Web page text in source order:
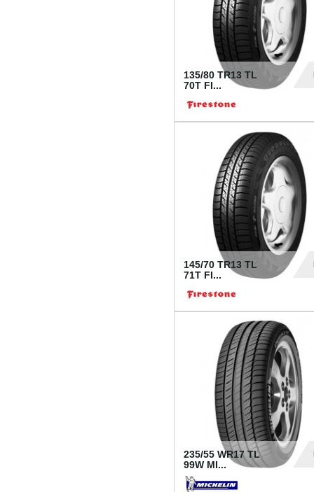
135/80 TR13 TL
70T FI...
145/70 TR13 TL
71T FI...
235/55 WR17 TL
99W MI...